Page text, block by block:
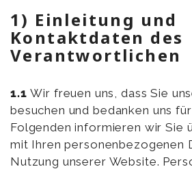
1) Einleitung und
Kontaktdaten des
Verantwortlichen
1.1 Wir freuen uns, dass Sie
besuchen und bedanken uns
Folgenden informieren wir Sie
mit Ihren personenbezogenen
Nutzung unserer Website.